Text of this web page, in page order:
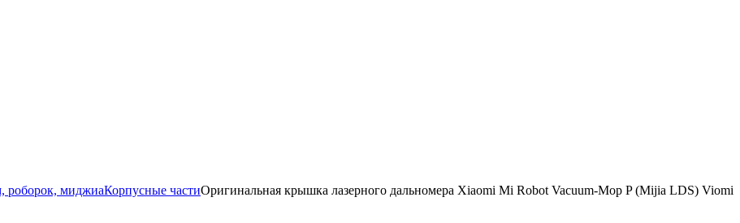
роборок, миджиаКорпусные частиОригинальная крышка лазерного дальномера Xiaomi Mi Robot Vacuum-Mop P (Mijia LDS) Viomi